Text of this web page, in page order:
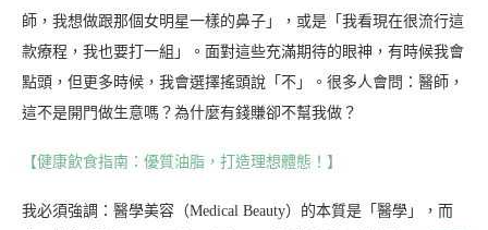
師，我想做跟那個女明星一樣的鼻子」，或是「我看現在很流行這
款療程，我也要打一組」。面對這些充滿期待的眼神，有時候我會
點頭，但更多時候，我會選擇搖頭說「不」。很多人會問：醫師，
這不是開門做生意嗎？為什麼有錢賺卻不幫我做？
【健康飲食指南：優質油脂，打造理想體態！】
我必須強調：醫學美容（Medical Beauty）的本質是「醫學」，而